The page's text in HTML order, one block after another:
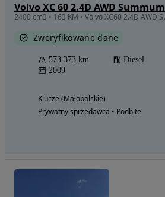
Volvo XC 60 2.4D AWD Summum
Zweryfikowane dane
573 373 km Diesel
2009
Klucze (Małopolskie)
Prywatny sprzedawca • Podbite